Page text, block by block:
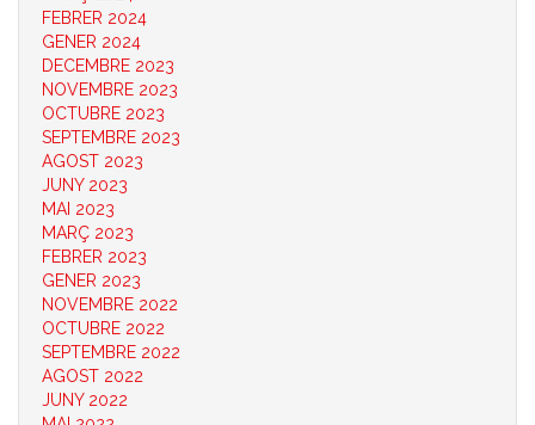
FEBRER 2024
GENER 2024
DECEMBRE 2023
NOVEMBRE 2023
OCTUBRE 2023
SEPTEMBRE 2023
AGOST 2023
JUNY 2023
MAI 2023
MARÇ 2023
FEBRER 2023
GENER 2023
NOVEMBRE 2022
OCTUBRE 2022
SEPTEMBRE 2022
AGOST 2022
JUNY 2022